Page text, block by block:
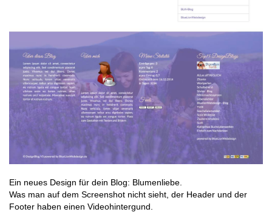
Ein neues Design für dein Blog: Blumenliebe.
Was man auf dem Screenshot nicht sieht, der Header und der
Footer haben einen Videohintergund.